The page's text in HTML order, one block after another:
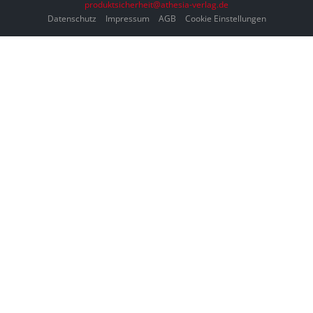
produktsicherheit@athesia-verlag.de
Datenschutz
Impressum AGB Cookie Einstellungen